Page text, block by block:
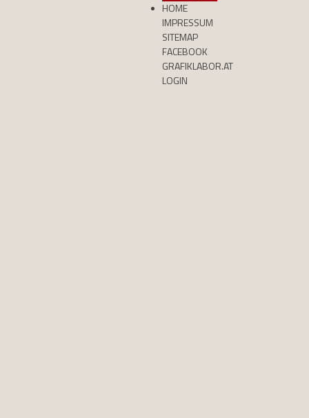
HOME
IMPRESSUM
SITEMAP
FACEBOOK
GRAFIKLABOR.AT
LOGIN